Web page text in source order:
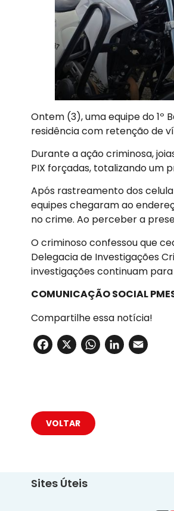
Ontem (3), uma equipe do 1º
residência com retenção de
Durante a ação criminosa,
PIX forçadas, totalizando um
Após rastreamento dos
equipes chegaram ao
no crime. Ao perceber a
O criminoso confessou que
Delegacia de Investigações
investigações continuam
COMUNICAÇÃO SOCIAL
Compartilhe essa notícia!
Facebook
X
VOLTAR
Sites Úteis